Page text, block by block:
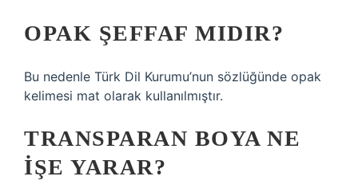
OPAK ŞEFFAF MIDIR?
Bu nedenle Türk Dil Kurumu’nun sözlüğünde opak
kelimesi mat olarak kullanılmıştır.
TRANSPARAN BOYA NE
IŞE YARAR?